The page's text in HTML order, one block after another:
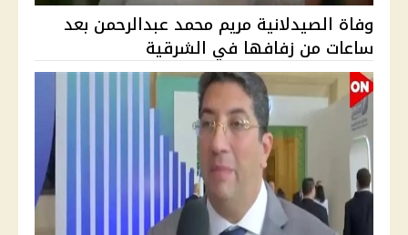
وفاة الصيدلانية مريم محمد عبدالرحمن بعد
ساعات من زفافها في الشرقية